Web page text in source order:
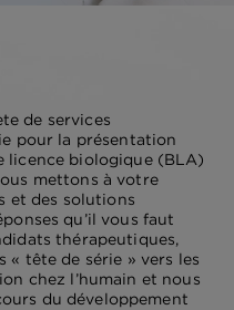
de services
pour la présentation
licence biologique (BLA)
mettons à votre
et des solutions
qu’il vous faut
thérapeutiques,
« tête de série » vers les
chez l’humain et nous
du développement